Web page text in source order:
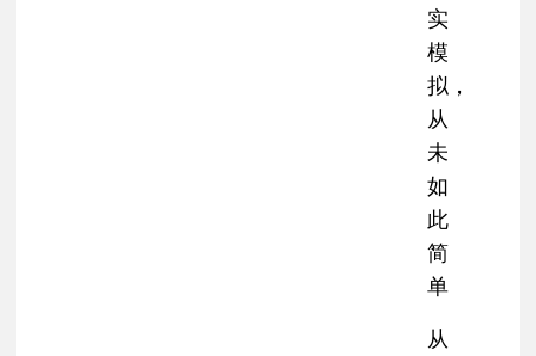
实
模
拟，
从
未
如
此
简
单
从